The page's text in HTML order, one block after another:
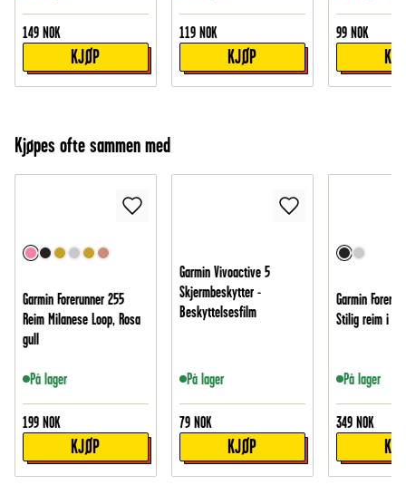
149 NOK
KJØP
119 NOK
KJØP
99 NOK
Kjøpes ofte sammen med
Garmin Forerunner 255
Reim Milanese Loop, Rosa
gull
På lager
199 NOK
KJØP
Garmin Vivoactive 5
Skjermbeskytter -
Beskyttelsesfilm
På lager
79 NOK
KJØP
Garmin
Stilig reim i
På lager
349 NOK